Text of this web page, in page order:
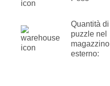
Quantità di
puzzle nel
magazzino
esterno: